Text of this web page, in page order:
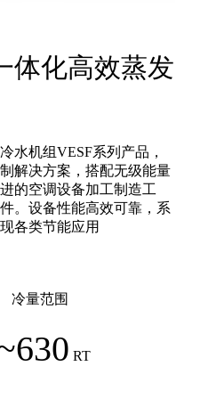
体化高效蒸发
水机组VESF系列产品，
解决方案，搭配无级能量
的空调设备加工制造工
。设备性能高效可靠，系
各类节能应用
冷量范围
RT